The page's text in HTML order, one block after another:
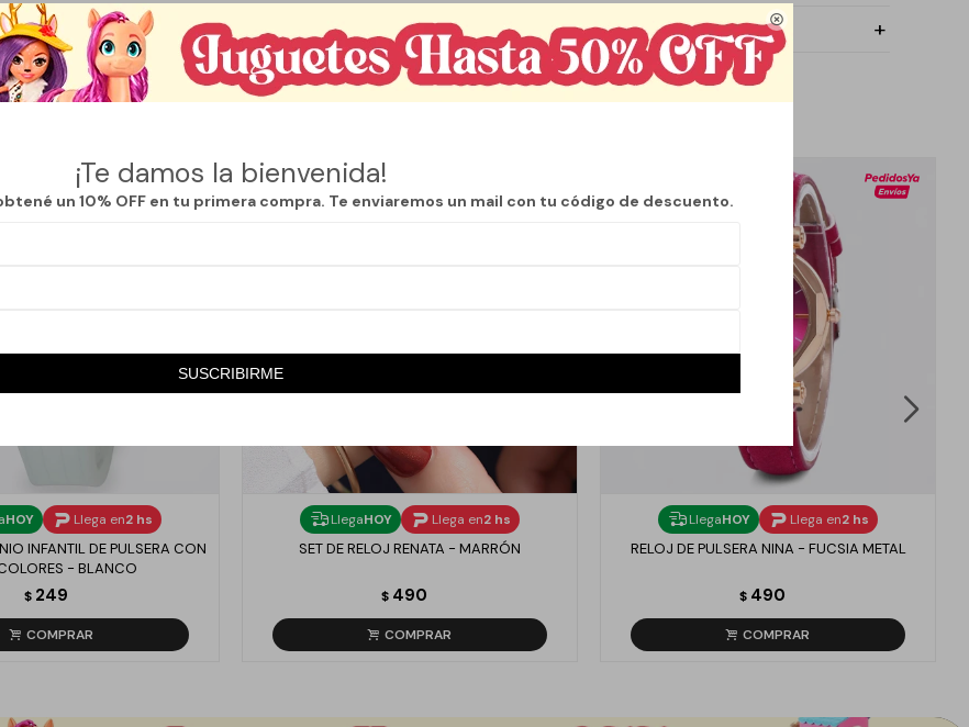

¡Te damos la bienvenida!
un 10% OFF en tu primera compra. Te enviaremos un mail con tu código de descuento.
SUSCRIBIRME
Métodos y costos de envío
HOY Llega en2 hs
INFANTIL DE PULSERA CON
- BLANCO
$ 249
LlegaHOY Llega en2 hs
SET DE RELOJ RENATA - MARRÓN
$ 490
LlegaHOY Llega en2 hs
RELOJ DE PULSERA NINA - FUCSIA METAL
$ 490